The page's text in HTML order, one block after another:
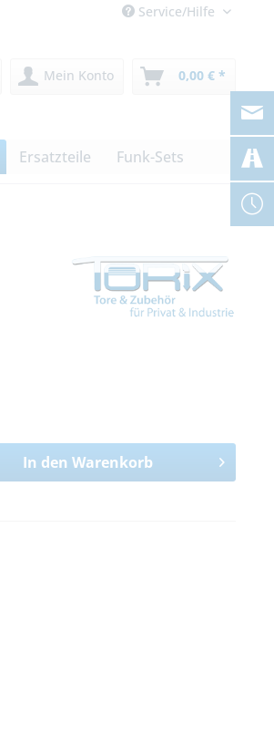
Service/Hilfe
Mein Konto 0,00 € *
Ersatzteile Funk-Sets
In den Warenkorb